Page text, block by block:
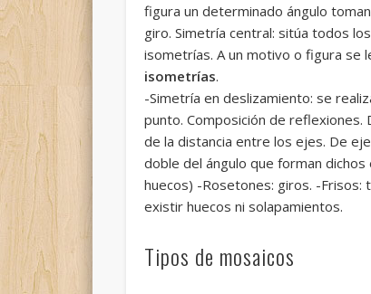
figura un determinado ángulo
giro. Simetría central: sitúa todos
isometrías. A un motivo o figura se
isometrías.
-Simetría en deslizamiento: se
punto. Composición de
de la distancia entre los ejes. De
doble del ángulo que forman
huecos) -Rosetones: giros. -Frisos:
existir huecos ni solapamientos.
Tipos de mosaicos